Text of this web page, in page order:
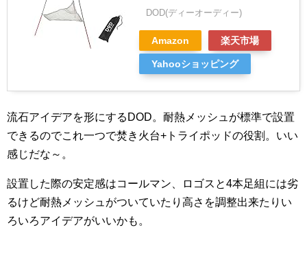
DOD(ディーオーディー)
Amazon 楽天市場
Yahooショッピング
流石アイデアを形にするDOD。耐熱メッシュが標準で設置
できるのでこれ一つで焚き火台+トライポッドの役割。いい
感じだな～。
設置した際の安定感はコールマン、ロゴスと4本足組には劣
るけど耐熱メッシュがついていたり高さを調整出来たりい
ろいろアイデアがいいかも。